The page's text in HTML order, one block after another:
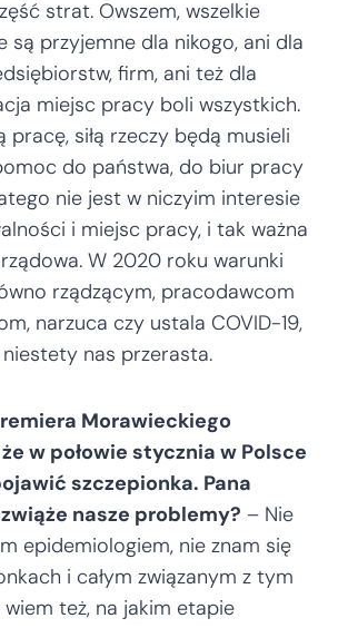
strat. Owszem, wszelkie
są przyjemne dla nikogo, ani dla
firm, ani też dla
miejsc pracy boli wszystkich.
pracę, siłą rzeczy będą musieli
do państwa, do biur pracy
nie jest w niczyim interesie
i miejsc pracy, i tak ważna
W 2020 roku warunki
rządzącym, pracodawcom
narzuca czy ustala COVID-19,
nas przerasta.
Morawieckiego
w połowie stycznia w Polsce
szczepionka. Pana
nasze problemy? – Nie
epidemiologiem, nie znam się
i całym związanym z tym
też, na jakim etapie